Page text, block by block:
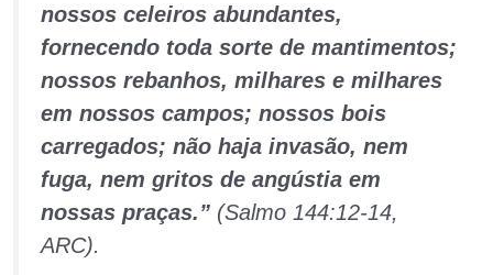
nossos celeiros abundantes,
fornecendo toda sorte de mantimentos;
nossos rebanhos, milhares e milhares
em nossos campos; nossos bois
carregados; não haja invasão, nem
fuga, nem gritos de angústia em
nossas praças.”(Salmo 144:12-14,
ARC).